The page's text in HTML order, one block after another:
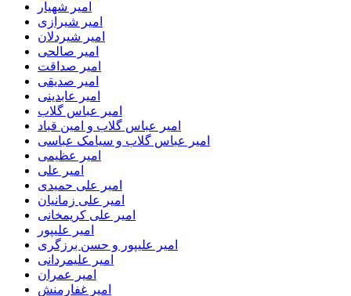
امیر شهیار
امیر شیرازی
امیر شیردلان
امیر صالحی
امیر صداقت
امیر صدیقی
امیر عابدینی
امیر عباس گلاب
امیر عباس گلاب و امین قباد
امیر عباس گلاب و سیامک عباسی
امیر عظیمی
امیر علی
امیر علی حمیدی
امیر علی زمانیان
امیر علی کریمخانی
امیر علیپور
امیر علیپور و حسن برزگری
امیر علیمردانی
امیر عمران
امیر غفارمنش